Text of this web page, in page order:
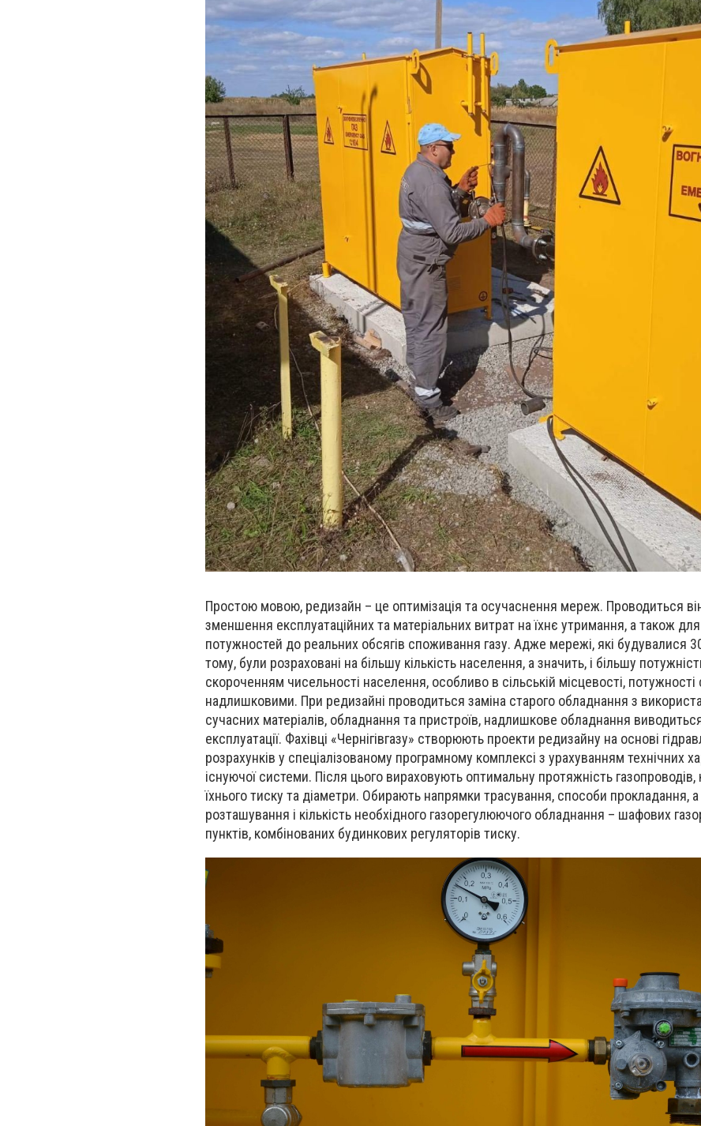
Простою мовою, редизайн – це оптимізація та осучаснення мереж. Проводиться
зменшення експлуатаційних та матеріальних витрат на їхнє утримання, а також
потужностей до реальних обсягів споживання газу. Адже мережі, які будувалися
тому, були розраховані на більшу кількість населення, а значить, і більшу
скороченням чисельності населення, особливо в сільській місцевості, потужності
надлишковими. При редизайні проводиться заміна старого обладнання з
сучасних матеріалів, обладнання та пристроїв, надлишкове обладнання
експлуатації. Фахівці «Чернігівгазу» створюють проекти редизайну на основі
розрахунків у спеціалізованому програмному комплексі з урахуванням технічних
існуючої системи. Після цього вираховують оптимальну протяжність газопроводів,
їхнього тиску та діаметри. Обирають напрямки трасування, способи прокладання,
розташування і кількість необхідного газорегулюючого обладнання – шафових
пунктів, комбінованих будинкових регуляторів тиску.